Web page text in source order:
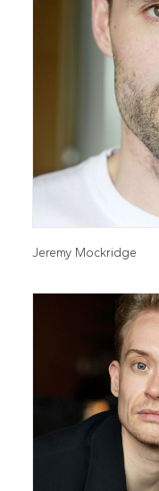
Jeremy Mockridge